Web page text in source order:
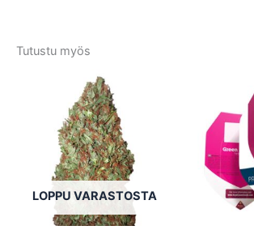
Tutustu myös
LOPPU VARASTOSTA
muunnelma.